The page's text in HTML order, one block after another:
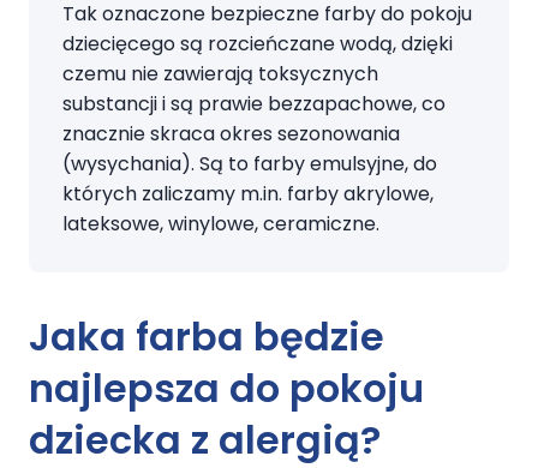
Tak oznaczone bezpieczne farby do pokoju
dziecięcego są rozcieńczane wodą, dzięki
czemu nie zawierają toksycznych
substancji i są prawie bezzapachowe, co
znacznie skraca okres sezonowania
(wysychania). Są to farby emulsyjne, do
których zaliczamy m.in. farby akrylowe,
lateksowe, winylowe, ceramiczne.
Jaka farba będzie
najlepsza do pokoju
dziecka z alergią?